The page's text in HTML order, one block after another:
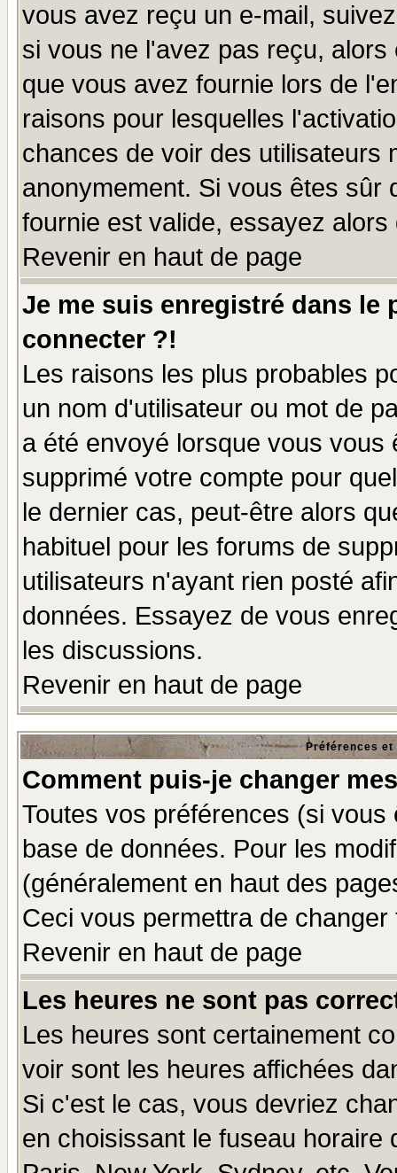
vous avez reçu un e-mail,
si vous ne l'avez pas reçu,
que vous avez fournie lors de
raisons pour lesquelles
chances de voir des utilisateurs
anonymement. Si vous êtes sûr
fournie est valide, essayez
Revenir en haut de page
Je me suis enregistré dans le
connecter ?!
Les raisons les plus probables
un nom d'utilisateur ou mot de
a été envoyé lorsque vous
supprimé votre compte pour
le dernier cas, peut-être alors
habituel pour les forums de
utilisateurs n'ayant rien posté
données. Essayez de vous
les discussions.
Revenir en haut de page
Préférences
Comment puis-je changer
Toutes vos préférences (si
base de données. Pour les
(généralement en haut des
Ceci vous permettra de
Revenir en haut de page
Les heures ne sont pas
Les heures sont certainement
voir sont les heures affichées
Si c'est le cas, vous devriez
en choisissant le fuseau